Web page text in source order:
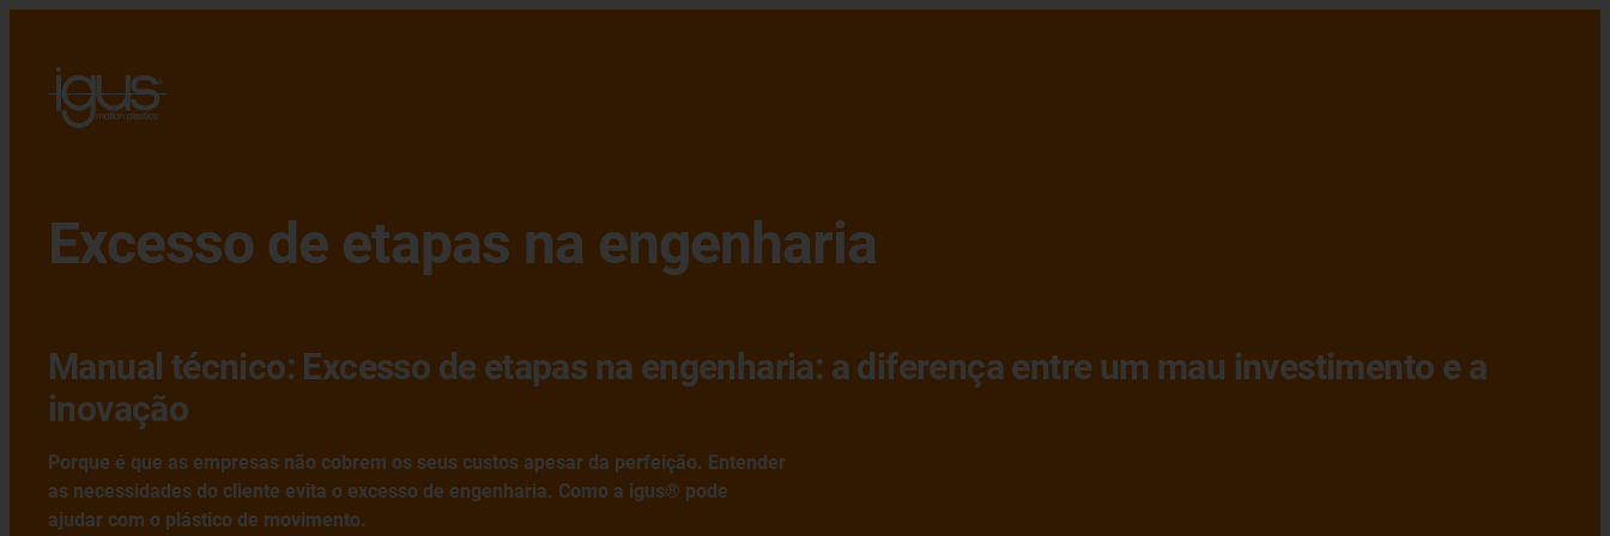
Excesso de etapas na engenharia
Manual técnico: Excesso de etapas na engenharia: a diferença entre um mau investimento e a
inovação
Porque é que as empresas não cobrem os seus custos apesar da perfeição. Entender
as necessidades do cliente evita o excesso de engenharia. Como a igus® pode
ajudar com o plástico de movimento.